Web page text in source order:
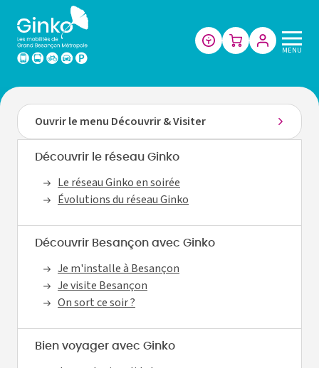
Les
mobilités
Besançon
Métropole
MENU
Ouvrir le menu Découvrir & Visiter
Découvrir le réseau Ginko
Le réseau Ginko en soirée
Évolutions du réseau Ginko
Découvrir Besançon avec Ginko
Je m'installe à Besançon
Je visite Besançon
On sort ce soir ?
Bien voyager avec Ginko